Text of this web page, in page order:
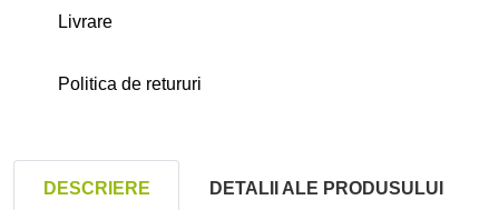
Livrare
Politica de retururi
DESCRIERE DETALII ALE PRODUSULUI